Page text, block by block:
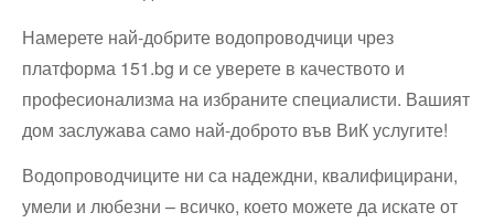
Намерете най-добрите водопроводчици чрез
платформа 151.bg и се уверете в качеството и
професионализма на избраните специалисти. Вашият
дом заслужава само най-доброто във ВиК услугите!
Водопроводчиците ни са надеждни, квалифицирани,
умели и любезни – всичко, което можете да искате от